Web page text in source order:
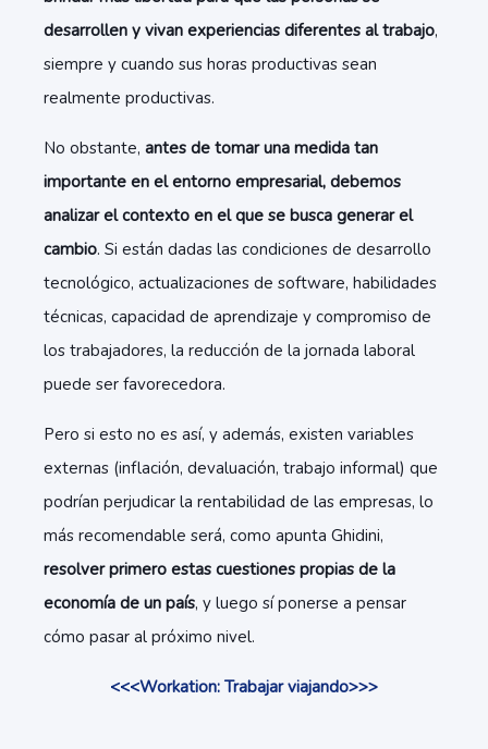
desarrollen y vivan experiencias diferentes al trabajo,
siempre y cuando sus horas productivas sean
realmente productivas.
No obstante, antes de tomar una medida tan
importante en el entorno empresarial, debemos
analizar el contexto en el que se busca generar el
cambio. Si están dadas las condiciones de desarrollo
tecnológico, actualizaciones de software, habilidades
técnicas, capacidad de aprendizaje y compromiso de
los trabajadores, la reducción de la jornada laboral
puede ser favorecedora.
Pero si esto no es así, y además, existen variables
externas (inflación, devaluación, trabajo informal) que
podrían perjudicar la rentabilidad de las empresas, lo
más recomendable será, como apunta Ghidini,
resolver primero estas cuestiones propias de la
economía de un país, y luego sí ponerse a pensar
cómo pasar al próximo nivel.
<<<Workation: Trabajar viajando>>>